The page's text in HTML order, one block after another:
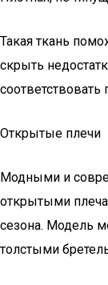
Такая ткань
скрыть
Открытые плечи
Модными и
открытыми
сезона. Модель
толстыми